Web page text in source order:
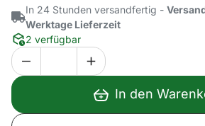
In 24 Stunden versandfertig -
Werktage Lieferzeit
2 verfügbar
In den